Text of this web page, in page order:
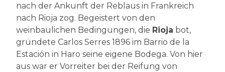
nach der Ankunft der Reblaus in Frankreich
nach Rioja zog. Begeistert von den
weinbaulichen Bedingungen, die Rioja bot,
gründete Carlos Serres 1896 im Barrio de la
Estación in Haro seine eigene Bodega. Von hier
aus war er Vorreiter bei der Reifung von